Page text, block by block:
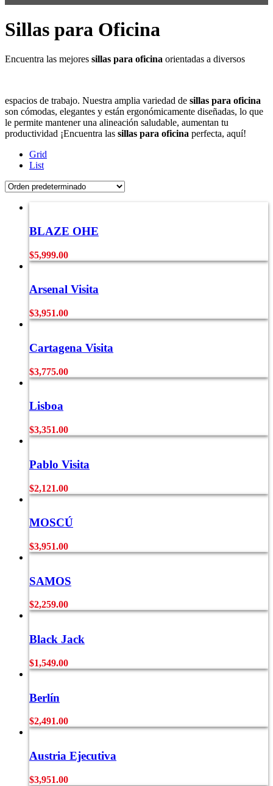
Sillas para Oficina
Encuentra las mejores sillas para oficina orientadas a diversos
espacios de trabajo. Nuestra amplia variedad de sillas para oficina
son cómodas, elegantes y están ergonómicamente diseñadas, lo que
le permite mantener una alineación saludable, aumentan tu
productividad ¡Encuentra las sillas para oficina perfecta, aquí!
Grid
List
BLAZE OHE
$5,999.00
Arsenal Visita
$3,951.00
Cartagena Visita
$3,775.00
Lisboa
$3,351.00
Pablo Visita
$2,121.00
MOSCÚ
$3,951.00
SAMOS
$2,259.00
Black Jack
$1,549.00
Berlín
$2,491.00
Austria Ejecutiva
$3,951.00